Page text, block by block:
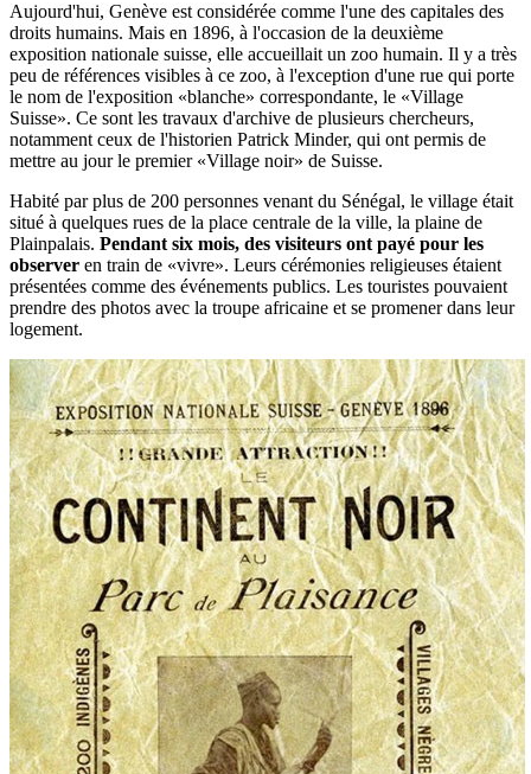
Aujourd'hui, Genève est considérée comme l'une des capitales des
droits humains. Mais en 1896, à l'occasion de la deuxième
exposition nationale suisse, elle accueillait un zoo humain. Il y a très
peu de références visibles à ce zoo, à l'exception d'une rue qui porte
le nom de l'exposition «blanche» correspondante, le «Village
Suisse». Ce sont les travaux d'archive de plusieurs chercheurs,
notamment ceux de l'historien Patrick Minder, qui ont permis de
mettre au jour le premier «Village noir» de Suisse.
Habité par plus de 200 personnes venant du Sénégal, le village était
situé à quelques rues de la place centrale de la ville, la plaine de
Plainpalais. Pendant six mois, des visiteurs ont payé pour les
observer en train de «vivre». Leurs cérémonies religieuses étaient
présentées comme des événements publics. Les touristes pouvaient
prendre des photos avec la troupe africaine et se promener dans leur
logement.